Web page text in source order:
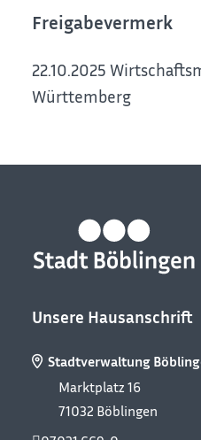
Freigabevermerk
22.10.2025
Württemberg
Unsere Hausanschrift
Stadtverwaltung
Marktplatz 16
71032 Böblingen